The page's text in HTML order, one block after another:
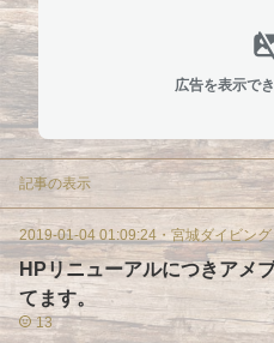
広告を表示で
記事の表示
2019-01-04 01:09:24 ・ 宮城ダイビング
HPリニューアルにつきアメ
てます。
13